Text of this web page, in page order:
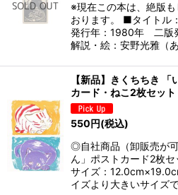
※現在この本は、絶版
おります。 ■タイト
発行年：1980年 二版
解説・絵：安野光雅（
【新品】きくちちき
カード・ねこ2枚セット
550円(税込)
◎自社商品（卸販売が
ん」ポストカード2枚
サイズ：
イズより大きいサイズ